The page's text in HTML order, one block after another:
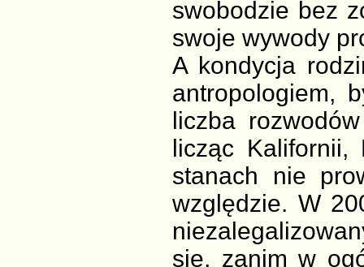
swobodzie bez
swoje wywody
A kondycja
antropologiem,
liczba
licząc
stanach nie
względzie. W
się, zanim w